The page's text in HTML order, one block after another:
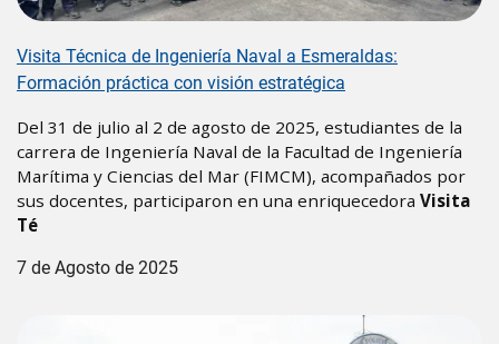
Visita Técnica de Ingeniería Naval a Esmeraldas:
Formación práctica con visión estratégica
Del 31 de julio al 2 de agosto de 2025, estudiantes de la
carrera de Ingeniería Naval de la Facultad de Ingeniería
Marítima y Ciencias del Mar (FIMCM), acompañados por
sus docentes, participaron en una enriquecedora Visita
Té
7 de Agosto de 2025